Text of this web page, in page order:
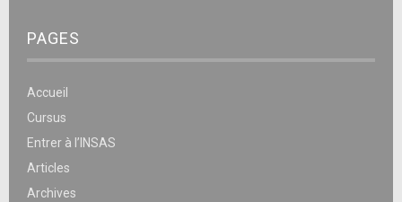
PAGES
Accueil
Cursus
Entrer à l’INSAS
Articles
Archives